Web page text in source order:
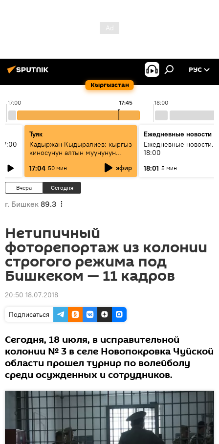
Кыргызстан
РУС
17:00 18:00
17:45
Туяк
Кадыржан Кыдыралиев: кыргыз
киносунун алтын муунунун
17:04 50 мин эфир
Ежедневные новости
Ежедневные новости.
18:00
18:01 5 мин
Вчера Сегодня
г. Бишкек 89.3
Нетипичный
фоторепортаж из колонии
строгого режима под
Бишкеком — 11 кадров
20:50 18.07.2018
Подписаться
Сегодня, 18 июля, в исправительной
колонии № 3 в селе Новопокровка Чуйской
области прошел турнир по волейболу
среди осужденных и сотрудников.